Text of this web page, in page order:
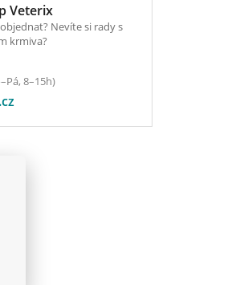
Veterix
Nevíte si rady s
krmiva?
8–15h)